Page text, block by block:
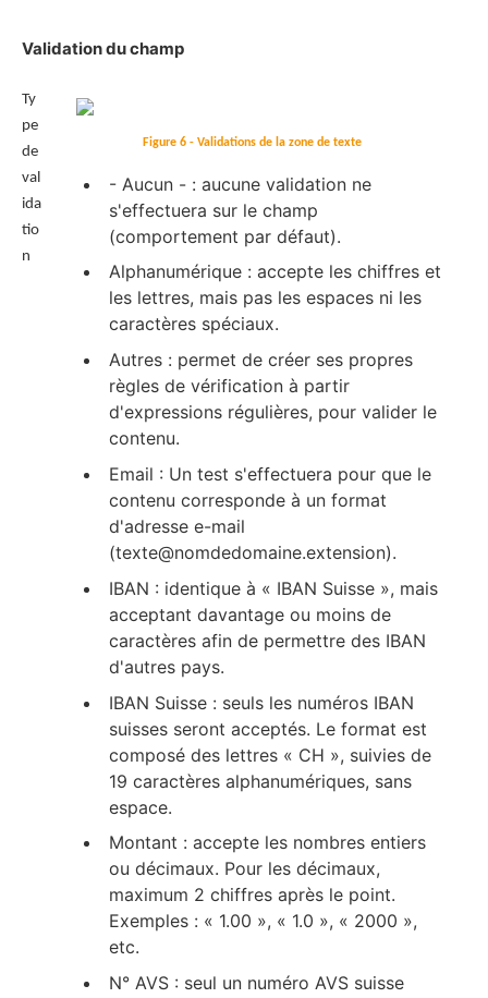
Validation du champ
Ty
pe
de
val
ida
tio
n
Figure 6 - Validations de la zone de texte
- Aucun - : aucune validation ne
s'effectuera sur le champ
(comportement par défaut).
Alphanumérique : accepte les chiffres et
les lettres, mais pas les espaces ni les
caractères spéciaux.
Autres : permet de créer ses propres
règles de vérification à partir
d'expressions régulières, pour valider le
contenu.
Email : Un test s'effectuera pour que le
contenu corresponde à un format
d'adresse e-mail
(texte@nomdedomaine.extension).
IBAN : identique à « IBAN Suisse », mais
acceptant davantage ou moins de
caractères afin de permettre des IBAN
d'autres pays.
IBAN Suisse : seuls les numéros IBAN
suisses seront acceptés. Le format est
composé des lettres « CH », suivies de
19 caractères alphanumériques, sans
espace.
Montant : accepte les nombres entiers
ou décimaux. Pour les décimaux,
maximum 2 chiffres après le point.
Exemples : « 1.00 », « 1.0 », « 2000 »,
etc.
N° AVS : seul un numéro AVS suisse